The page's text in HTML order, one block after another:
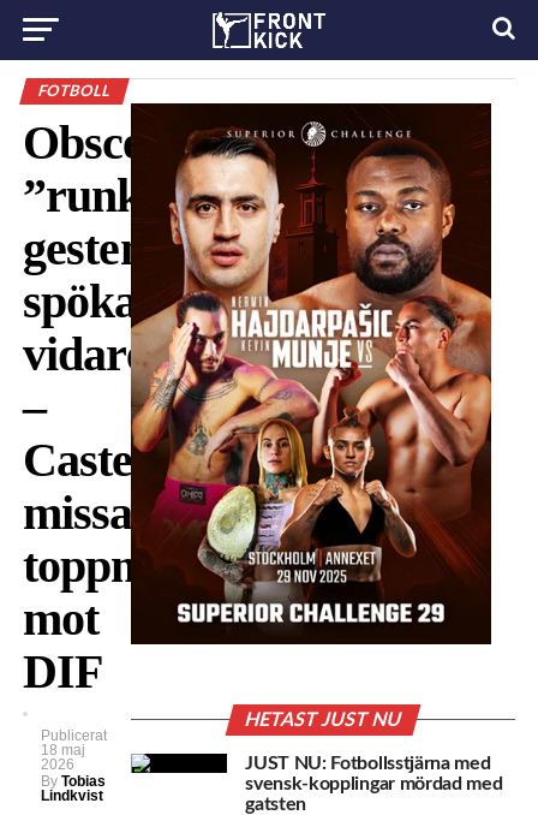
FOTBOLL
Obscena
”runk-
gesten”
spökar
vidare
–
Castegren
missar
toppmatchen
mot
DIF
Publicerat
18 maj
2026
By Tobias
Lindkvist
HETAST JUST NU
JUST NU: Fotbollsstjärna med
svensk-kopplingar mördad med
gatsten